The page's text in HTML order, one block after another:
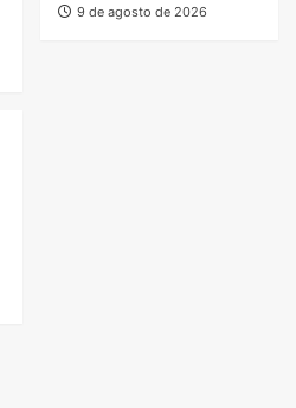
9 de agosto de 2026